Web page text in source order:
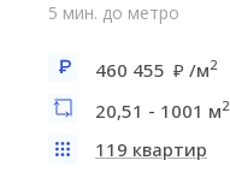
5 мин. до метро
460 455 /м2
20,51 - 1001 м2
119 квартир